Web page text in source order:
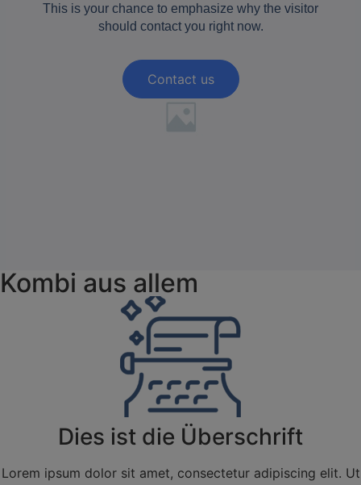
This is your chance to emphasize why the visitor
should contact you right now.
Contact us
Kombi aus allem
Dies ist die Überschrift
Lorem ipsum dolor sit amet, consectetur adipiscing elit. Ut